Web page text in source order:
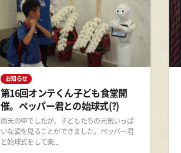
お知らせ
第16回オンテくん子ども食堂開
催。ペッパー君との始球式(?)
雨天の中でしたが、子どもたちの元気いっぱ
いな姿を見ることができました。ペッパー君
と始球式をして楽...